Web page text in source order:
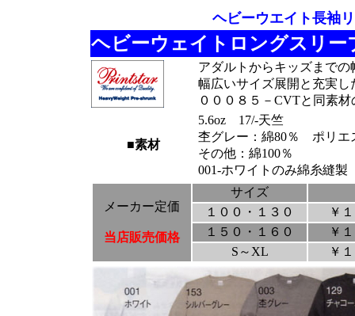
ヘビーウエイト長袖
ヘビーウェイトロングスリー
アダルトからキッズまでの
幅広いサイズ展開と充実
０００８５－CVTと同素
■素材
5.6oz 17/-天竺
杢グレー：綿80％ ポリエ
その他：綿100％
001-ホワイトのみ綿糸縫製
メーカー定価
当店販売価格
サイズ
１００・１３０
￥
１５０・１６０
￥
S～XL
￥